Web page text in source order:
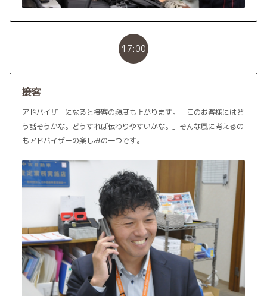
17:00
接客
アドバイザーになると接客の頻度も上がります。「このお客様にはど
う話そうかな。どうすれば伝わりやすいかな。」そんな風に考えるの
もアドバイザーの楽しみの一つです。